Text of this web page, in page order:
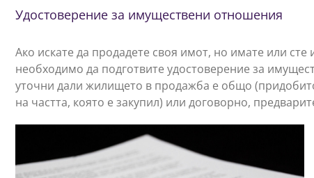
Удостоверение за имуществени отношения
Ако искате да продадете своя имот, но имате или
необходимо да подготвите удостоверение за
уточни дали жилището в продажба е общо
на частта, която е закупил) или договорно,